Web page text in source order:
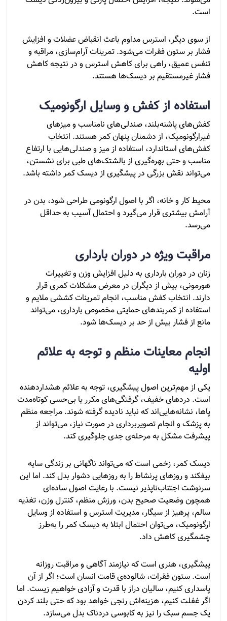
است.
از سوی دیگر، استرس مداوم باعث انقباض عضلات و افزایش
فشار بر ستون فقرات می‌شود. تمرینات آرام‌سازی، مراقبه و
تنفس عمیق، راهی برای کاهش استرس و در نتیجه کاهش
فشار غیرمستقیم بر دیسک‌ها هستند.
استفاده از کفش و وسایل ارگونومیک
کفش‌های پاشنه‌بلند، صندلی‌های نامناسب و میزهای
غیرارگونومیک، از دشمنان پنهان کمر هستند. انتخاب
کفش‌های استاندارد، استفاده از میز و صندلی‌هایی با ارتفاع
مناسب و حتی بهره‌گیری از بالشتک‌های طبی برای نشستن،
می‌تواند نقش بزرگی در پیشگیری از دیسک کمر داشته باشد.
محیط کار و خانه، اگر با اصول ارگونومی طراحی شود، بدن در
آرامش بیشتری قرار می‌گیرد و احتمال آسیب به حداقل
می‌رسد.
مراقبت ویژه در دوران بارداری
زنان در دوران بارداری به دلیل افزایش وزن و تغییرات
هورمونی، بیش از دیگران در معرض مشکلات کمری قرار
دارند. انتخاب کفش مناسب، انجام تمرینات کششی ملایم و
استفاده از کمربندهای حمایتی مخصوص بارداری، می‌تواند
مانع از فشار بیش از حد بر دیسک‌ها شود.
انجام معاینات منظم و توجه به علائم
اولیه
یکی از مهم‌ترین اصول پیشگیری، توجه به علائم هشداردهنده
است. دردهای خفیف، گرفتگی‌های مکرر یا بی‌حسی کوتاه‌مدت
پاها، نشانه‌هایی‌اند که نباید نادیده گرفته شوند. مراجعه منظم
به پزشک و انجام تصویربرداری در صورت نیاز، می‌تواند از
پیشرفت مشکل به مرحله‌ی جدی جلوگیری کند.
دیسک کمر، زخمی است که می‌تواند ناگهانی بر زندگی سایه
بیفکند و روزهای پرنشاط را به روزهایی دشوار بدل کند. اما این
سرنوشت اجتناب‌ناپذیر نیست. با رعایت اصول ساده‌ای
همچون وضعیت صحیح بدن، ورزش منظم، کنترل وزن، تغذیه
سالم، پرهیز از سیگار، مدیریت استرس و استفاده از وسایل
ارگونومیک، می‌توان احتمال ابتلا به دیسک کمر را به‌طرز
چشمگیری کاهش داد.
پیشگیری، هنری است که نیازمند آگاهی و مراقبت روزانه
است. ستون فقرات، شالوده‌ی قامت انسان است؛ اگر از آن
پاسداری کنیم، سالیان دراز با قدرت و آزادی خواهیم زیست. اما
اگر غفلت کنیم، هزینه‌اش رنجی خواهد بود که حتی بلند کردن
یک جسم سبک را نیز به کابوسی دردناک بدل می‌سازد.